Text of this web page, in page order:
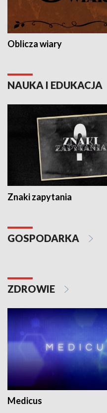
Oblicza wiary
NAUKA I EDUKACJA
Znaki zapytania
GOSPODARKA
ZDROWIE
Medicus